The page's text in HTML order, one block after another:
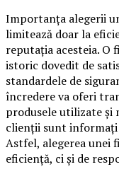
Importanța alegerii
limitează doar la
reputația acesteia. O
istoric dovedit de
standardele de
încredere va oferi
produsele utilizate și
clienții sunt
Astfel, alegerea unei
eficiență, ci și de